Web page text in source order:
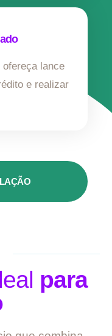
lance
e realizar
para